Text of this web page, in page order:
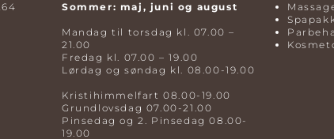
Sommer: maj, juni og august
Mandag til torsdag kl. 07.00 –
21.00
Fredag kl. 07.00 – 19.00
Lørdag og søndag kl. 08.00-19.00
Kristihimmelfart 08.00-19.00
Grundlovsdag 07.00-21.00
Pinsedag og 2. Pinsedag 08.00-
19.00